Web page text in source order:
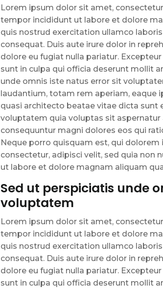
Lorem ipsum dolor sit amet,
tempor incididunt ut labore et dolore
quis nostrud exercitation ullamco
consequat. Duis aute irure dolor in
dolore eu fugiat nulla pariatur.
sunt in culpa qui officia deserunt mollit
unde omnis iste natus error sit
laudantium, totam rem aperiam, eaque
quasi architecto beatae vitae dicta sunt
voluptatem quia voluptas sit
consequuntur magni dolores eos qui
Neque porro quisquam est, qui
consectetur, adipisci velit, sed quia non
ut labore et dolore magnam aliquam
Sed ut perspiciatis unde
voluptatem
Lorem ipsum dolor sit amet,
tempor incididunt ut labore et dolore
quis nostrud exercitation ullamco
consequat. Duis aute irure dolor in
dolore eu fugiat nulla pariatur.
sunt in culpa qui officia deserunt mollit